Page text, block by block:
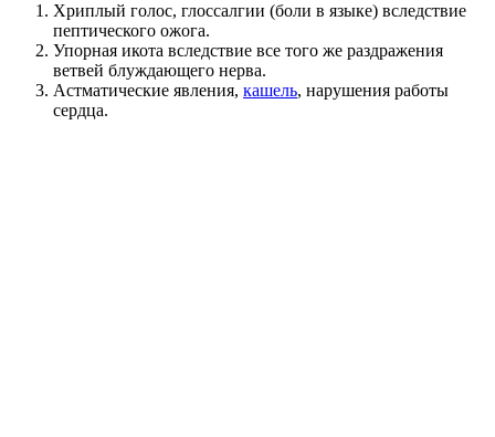
Хриплый голос, глоссалгии (боли в языке) вследствие
пептического ожога.
Упорная икота вследствие все того же раздражения
ветвей блуждающего нерва.
Астматические явления, кашель, нарушения работы
сердца.